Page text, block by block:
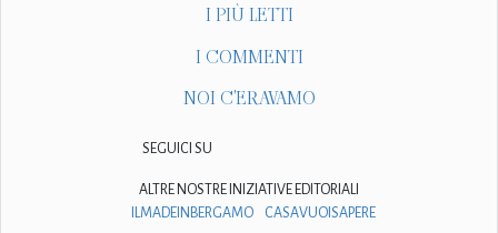
I PIÙ LETTI
I COMMENTI
NOI C'ERAVAMO
SEGUICI SU
ALTRE NOSTRE INIZIATIVE EDITORIALI
ILMADEINBERGAMO
CASAVUOISAPERE